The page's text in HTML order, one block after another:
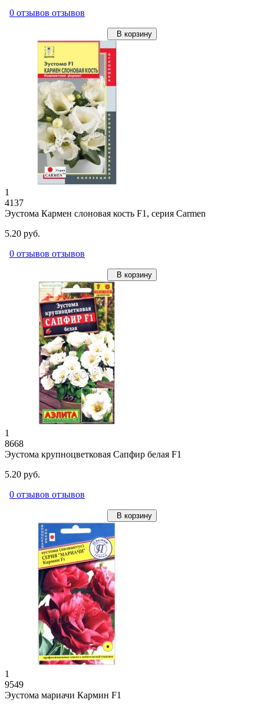
0 отзывов отзывов
В корзину
1
4137
Эустома Кармен слоновая кость F1, серия Carmen
5.20 руб.
0 отзывов отзывов
В корзину
1
8668
Эустома крупноцветковая Сапфир белая F1
5.20 руб.
0 отзывов отзывов
В корзину
1
9549
Эустома мариачи Кармин F1